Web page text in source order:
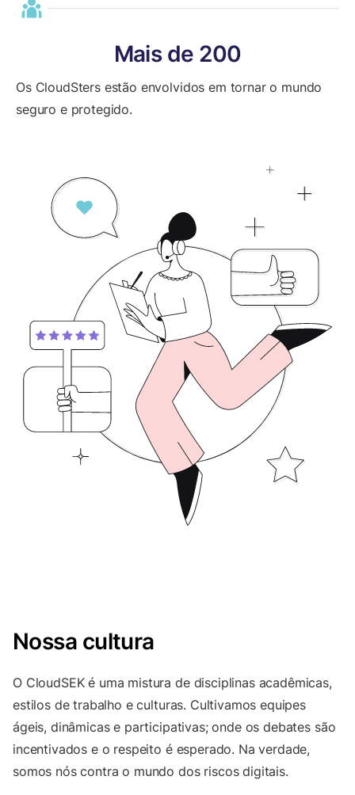
Mais de 200
Os CloudSters estão envolvidos em tornar o mundo
seguro e protegido.
Nossa cultura
O CloudSEK é uma mistura de disciplinas acadêmicas,
estilos de trabalho e culturas. Cultivamos equipes
ágeis, dinâmicas e participativas; onde os debates são
incentivados e o respeito é esperado. Na verdade,
somos nós contra o mundo dos riscos digitais.